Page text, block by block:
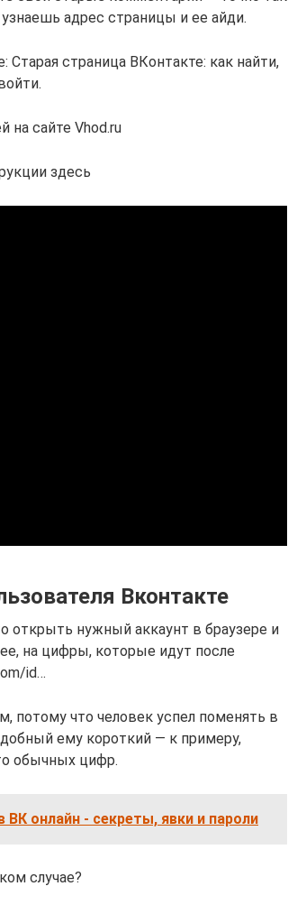
адрес страницы и ее айди.
страница ВКонтакте: как найти,
сайте Vhod.ru
здесь
Вконтакте
открыть нужный аккаунт в браузере и
на цифры, которые идут после
id…
потому что человек успел поменять в
ему короткий — к примеру,
обычных цифр.
ВК онлайн - секреты, явки и пароли
случае?